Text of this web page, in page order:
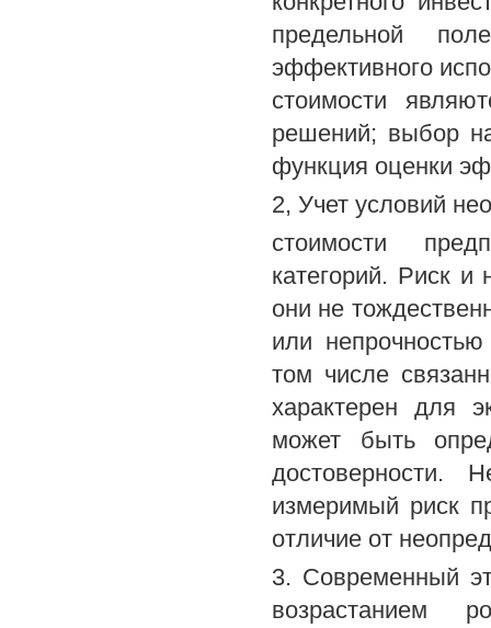
предельной
эффективного
стоимости
решений; выбор
функция оценки
2, Учет условий
стоимости
категорий. Риск и
они не
или
том числе
характерен для
может быть
достоверности.
измеримый риск
отличие от
3. Современный
возрастанием